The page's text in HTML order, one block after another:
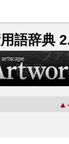
語辞典
▲